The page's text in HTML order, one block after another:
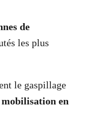
de
les plus
le gaspillage
en